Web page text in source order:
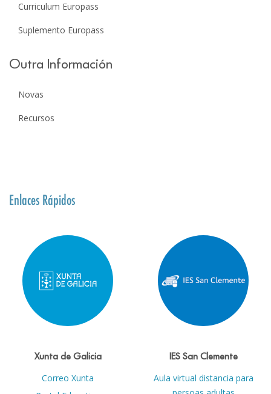
Curriculum Europass
Suplemento Europass
Outra Información
Novas
Recursos
Enlaces Rápidos
Xunta de Galicia
Correo Xunta
IES San Clemente
Aula virtual distancia para